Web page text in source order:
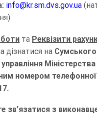
info@kr.sm.dvs.gov.ua
та Реквізити
дізнатися на Сумського
Міністерства
номером телефонної
з